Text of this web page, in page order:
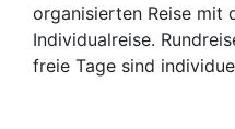
organisierten Reise mit
Individualreise.
freie Tage sind